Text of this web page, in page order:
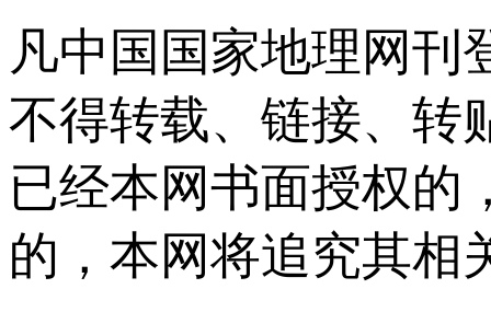
凡中国国家地理网刊
不得转载、链接、转
已经本网书面授权的
的，本网将追究其相